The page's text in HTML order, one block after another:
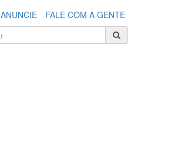
ANUNCIE
FALE COM A GENTE